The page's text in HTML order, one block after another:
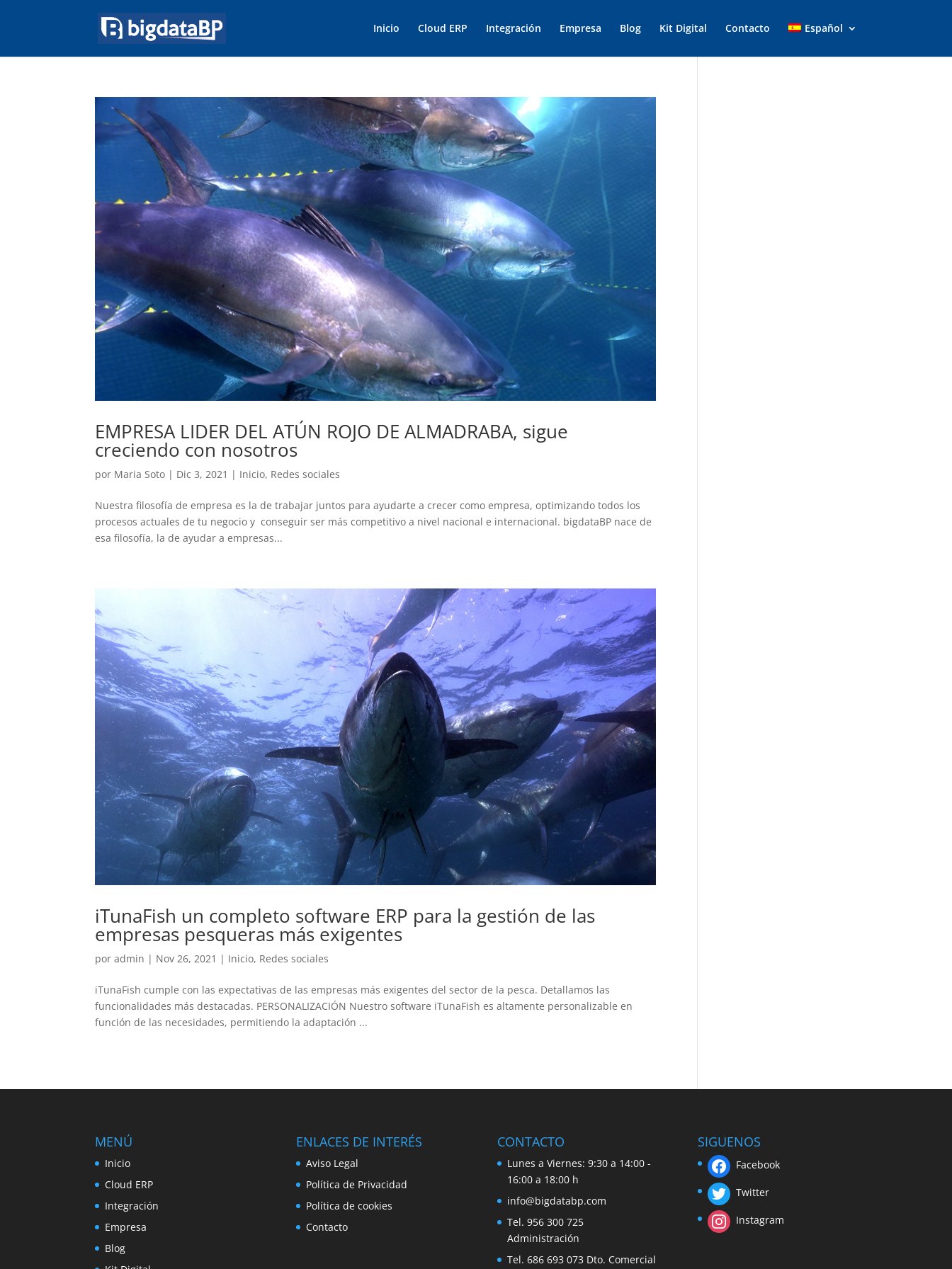
Inicio Cloud ERP Integración Empresa Blog Kit Digital Contacto Español
EMPRESA LIDER DEL ATÚN ROJO DE ALMADRABA, sigue
creciendo con nosotros
por Maria Soto | Dic 3, 2021 | Inicio, Redes sociales
Nuestra filosofía de empresa es la de trabajar juntos para ayudarte a crecer como empresa, optimizando todos los
procesos actuales de tu negocio y conseguir ser más competitivo a nivel nacional e internacional. bigdataBP nace de
esa filosofía, la de ayudar a empresas...
iTunaFish un completo software ERP para la gestión de las
empresas pesqueras más exigentes
poradmin | Nov 26, 2021 | Inicio, Redes sociales
iTunaFish cumple con las expectativas de las empresas más exigentes del sector de la pesca. Detallamos las
funcionalidades más destacadas. PERSONALIZACIÓN Nuestro software iTunaFish es altamente personalizable en
función de las necesidades, permitiendo la adaptación ...
MENÚ
Inicio
Cloud ERP
Integración
Empresa
Blog
ENLACES DE INTERÉS
Aviso Legal
Política de Privacidad
Política de cookies
Contacto
CONTACTO
Lunes a Viernes: 9:30 a 14:00 -
16:00 a 18:00 h
info@bigdatabp.com
Tel. 956 300 725
Administración
Tel. 686 693 073 Dto. Comercial
SIGUENOS
Facebook
Twitter
Instagram